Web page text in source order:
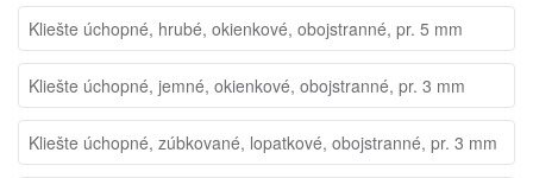
Kliešte úchopné, hrubé, okienkové, obojstranné, pr. 5 mm
Kliešte úchopné, jemné, okienkové, obojstranné, pr. 3 mm
Kliešte úchopné, zúbkované, lopatkové, obojstranné, pr. 3 mm